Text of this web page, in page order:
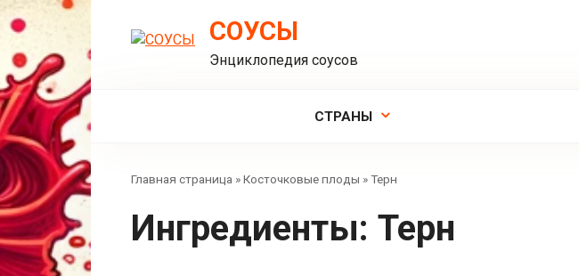
Перейти
контенту
СОУСЫ
Энциклопедия соусов
СТРАНЫ
Главная страница »Косточковые плоды »Терн
Ингредиенты: Терн